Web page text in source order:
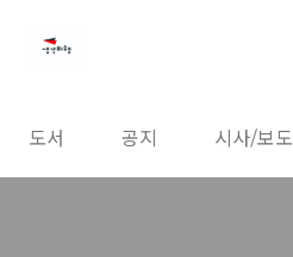
도서 공지 시사/보도